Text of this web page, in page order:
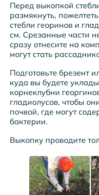
Перед выкопкой
размякнуть,
стебли георинов и
см. Срезанные части
сразу отнесите на
могут стать
Подготовьте брезент
куда вы будете
корнеклубни
гладиолусов, чтобы
почвой, где могут
бактерии.
Выкопку проводите